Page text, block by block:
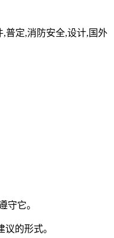
守它。
的形式。